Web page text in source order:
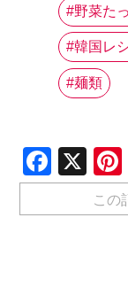
野菜た
韓国レ
麺類
X
この